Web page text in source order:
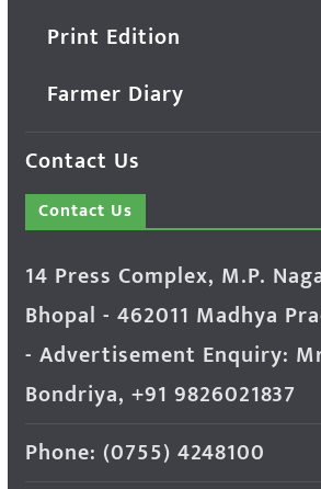
Print Edition
Farmer Diary
Contact Us
Contact Us
14 Press Complex, M.P.
Bhopal - 462011 Madhya
- Advertisement Enquiry:
Bondriya, +91 9826021837
Phone: (0755) 4248100